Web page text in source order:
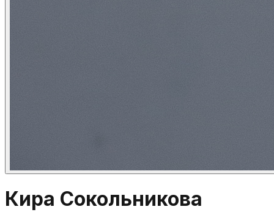
Кира Сокольникова